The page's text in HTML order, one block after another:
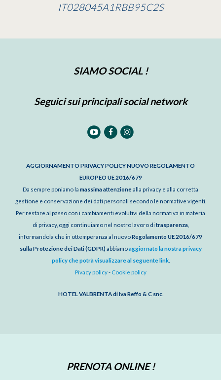
IT028045A1RBB95C2S
SIAMO SOCIAL !
Seguici sui principali social network
AGGIORNAMENTO PRIVACY POLICY NUOVO REGOLAMENTO
EUROPEO UE 2016/679
Da sempre poniamo la massima attenzionealla privacy e alla corretta
gestione e conservazione dei dati personali secondo le normative vigenti.
Per restare al passo con i cambiamenti evolutivi della normativa in materia
di privacy, oggi continuiamo nel nostro lavoro ditrasparenza,
informandola che in ottemperanza al nuovoRegolamento UE 2016/679
sulla Protezione dei Dati (GDPR)abbiamoaggiornato la nostra privacy
policy che potrà visualizzare al seguente link.
Pivacy policy- Cookie policy
HOTEL VALBRENTA di Iva Reffo & C snc.
PRENOTA ONLINE !